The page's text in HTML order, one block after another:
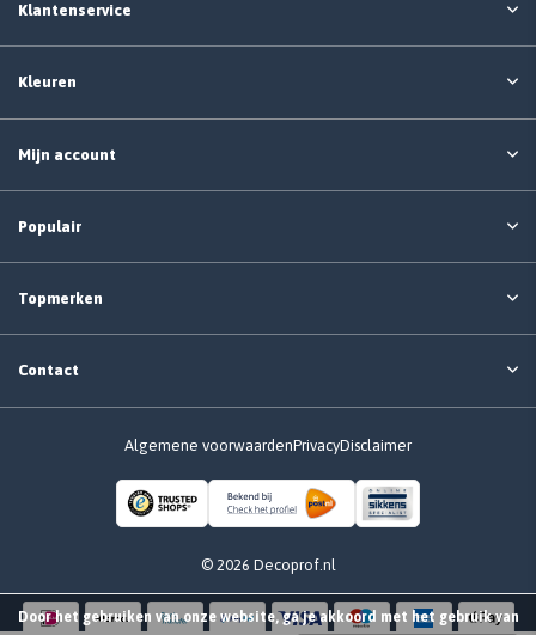
Klantenservice
Kleuren
Mijn account
Populair
Topmerken
Contact
Algemene voorwaardenPrivacyDisclaimer
© 2026 Decoprof.nl
Door het gebruiken van onze website, ga je akkoord met het gebruik van